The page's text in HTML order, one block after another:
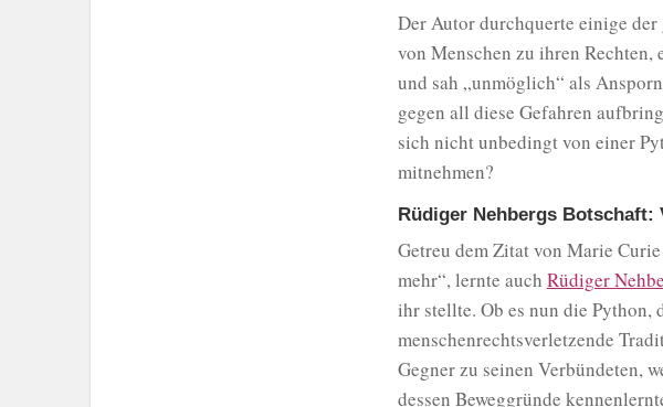
Der Autor durchquerte einige
von Menschen zu ihren
und sah „unmöglich“ als
gegen all diese Gefahren
sich nicht unbedingt von einer
mitnehmen?
Rüdiger Nehbergs
Getreu dem Zitat von Marie
mehr“, lernte auch Rüdiger
ihr stellte. Ob es nun die Python,
menschenrechtsverletzende
Gegner zu seinen Verbündeten,
dessen Beweggründe